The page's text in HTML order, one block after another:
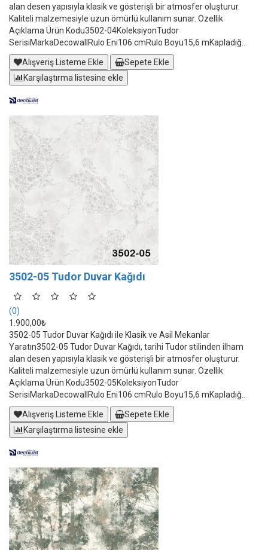
alan desen yapısıyla klasik ve gösterişli bir atmosfer oluşturur.
Kaliteli malzemesiyle uzun ömürlü kullanım sunar. Özellik
Açıklama Ürün Kodu3502-04KoleksiyonTudor
SerisiMarkaDecowallRulo Eni106 cmRulo Boyu15,6 mKapladığ..
Alışveriş Listeme Ekle
Sepete Ekle
Karşılaştırma listesine ekle
3502-05 Tudor Duvar Kağıdı
(0)
1.900,00₺
3502-05 Tudor Duvar Kağıdı ile Klasik ve Asil Mekanlar
Yaratın3502-05 Tudor Duvar Kağıdı, tarihi Tudor stilinden ilham
alan desen yapısıyla klasik ve gösterişli bir atmosfer oluşturur.
Kaliteli malzemesiyle uzun ömürlü kullanım sunar. Özellik
Açıklama Ürün Kodu3502-05KoleksiyonTudor
SerisiMarkaDecowallRulo Eni106 cmRulo Boyu15,6 mKapladığ..
Alışveriş Listeme Ekle
Sepete Ekle
Karşılaştırma listesine ekle